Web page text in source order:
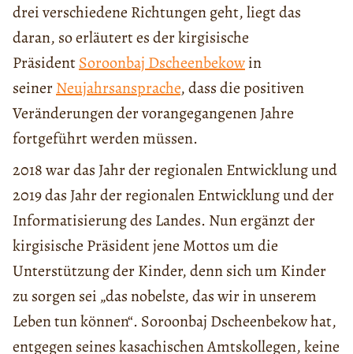
drei verschiedene Richtungen geht, liegt das
daran, so erläutert es der kirgisische
PräsidentSoroonbaj Dscheenbekowin
seinerNeujahrsansprache, dass die positiven
Veränderungen der vorangegangenen Jahre
fortgeführt werden müssen.
2018 war das Jahr der regionalen Entwicklung und
2019 das Jahr der regionalen Entwicklung und der
Informatisierung des Landes. Nun ergänzt der
kirgisische Präsident jene Mottos um die
Unterstützung der Kinder, denn sich um Kinder
zu sorgen sei „das nobelste, das wir in unserem
Leben tun können“. Soroonbaj Dscheenbekow hat,
entgegen seines kasachischen Amtskollegen, keine